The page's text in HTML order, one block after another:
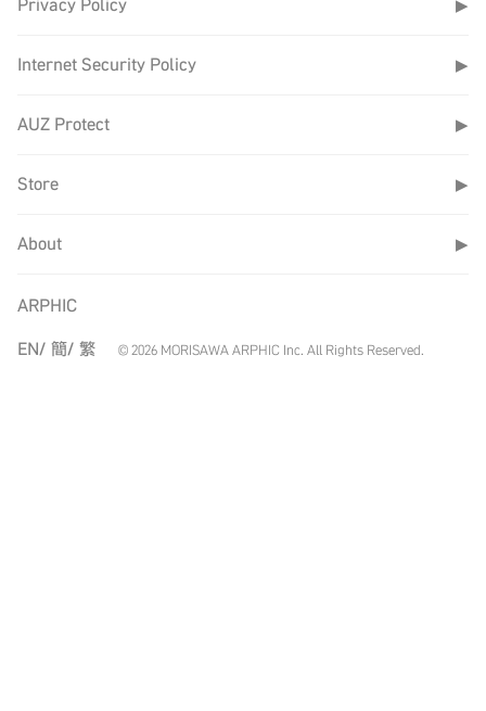
Privacy Policy ▶
Internet Security Policy ▶
AUZ Protect ▶
Store ▶
About ▶
ARPHIC
EN/ 簡/ 繁 © 2026 MORISAWA ARPHIC Inc. All Rights Reserved.